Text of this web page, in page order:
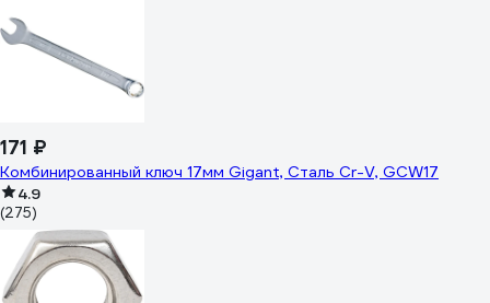
171 ₽
Комбинированный ключ 17мм Gigant, Сталь Cr-V, GCW17
4.9
(275)